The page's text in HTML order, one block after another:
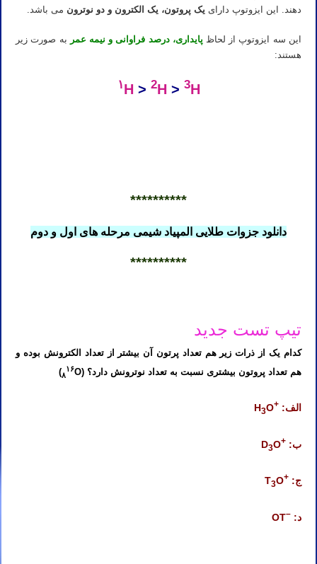
دهند. این ایزوتوپ دارای یک پروتون، یک الکترون و دو نوترون می باشد.
این سه ایزوتوپ از لحاظ پایداری، درصد فراوانی و نیمه عمر به صورت زیر
هستند:
۱H > 2H > 3H
**********
دانلود جزوات طلایی المپیاد شیمی مرحله های اول و دوم
**********
تیپ تست جدید
کدام یک از ذرات زیر هم تعداد پرتون آن بیشتر از تعداد الکترونش بوده و
هم تعداد پروتون بیشتری نسبت به تعداد نوترونش دارد؟ (
۸
۱۶O)
الف:+
H3O
ب:+
D3O
ج:+
T3O
د:–
OT